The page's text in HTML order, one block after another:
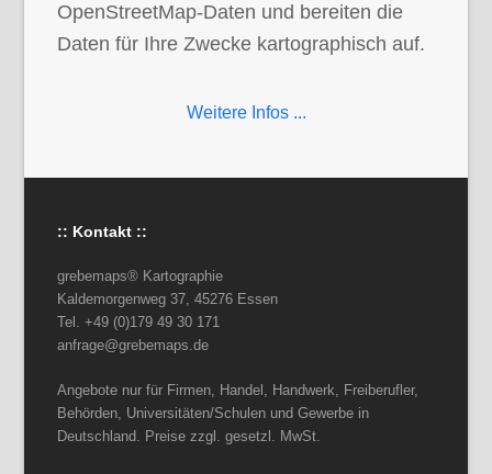
OpenStreetMap-Daten und bereiten die
Daten für Ihre Zwecke kartographisch auf.
Weitere Infos ...
:: Kontakt ::
grebemaps® Kartographie
Kaldemorgenweg 37, 45276 Essen
Tel. +49 (0)179 49 30 171
anfrage@grebemaps.de
Angebote nur für Firmen, Handel, Handwerk, Freiberufler,
Behörden, Universitäten/Schulen und Gewerbe in
Deutschland. Preise zzgl. gesetzl. MwSt.